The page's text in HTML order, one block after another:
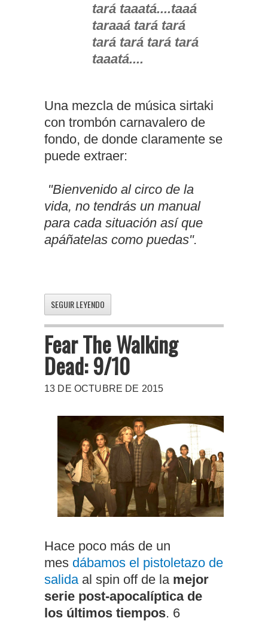
tará taaatá....taaá
taraaá tará tará
tará tará tará tará
taaatá....
Una mezcla de música sirtaki
con trombón carnavalero de
fondo, de donde claramente se
puede extraer:
"Bienvenido al circo de la
vida, no tendrás un manual
para cada situación así que
apáñatelas como puedas".
SEGUIR LEYENDO
Fear The Walking
Dead: 9/10
13 DE OCTUBRE DE 2015
Hace poco más de un
mes dábamos el pistoletazo de
salida al spin off de la mejor
serie post-apocalíptica de
los últimos tiempos. 6